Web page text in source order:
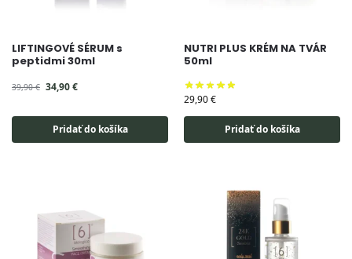
LIFTINGOVÉ SÉRUM s
peptidmi 30ml
39,90€ 34,90€
Pridať do košíka
NUTRI PLUS KRÉM NA TVÁR
50ml
29,90€
Pridať do košíka